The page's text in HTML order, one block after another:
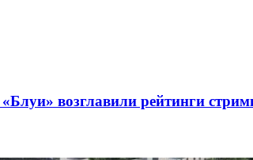
возглавили рейтинги